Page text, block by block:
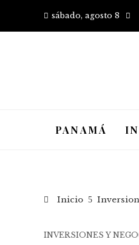
sábado, agosto 8
PANAMÁ
Inicio
INVERSIONES Y